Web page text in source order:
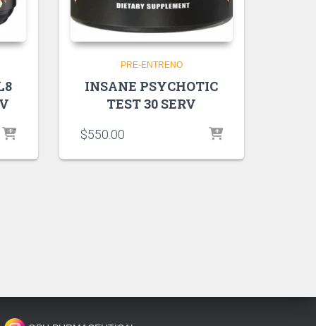
PRE-ENTRENO
INSANE PSYCHOTIC
TEST 30 SERV
$550.00